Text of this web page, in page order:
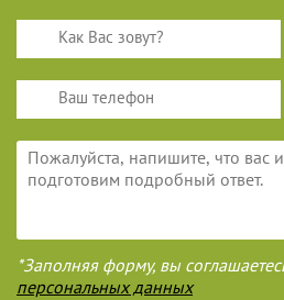
*Заполняя форму, вы
персональных данных